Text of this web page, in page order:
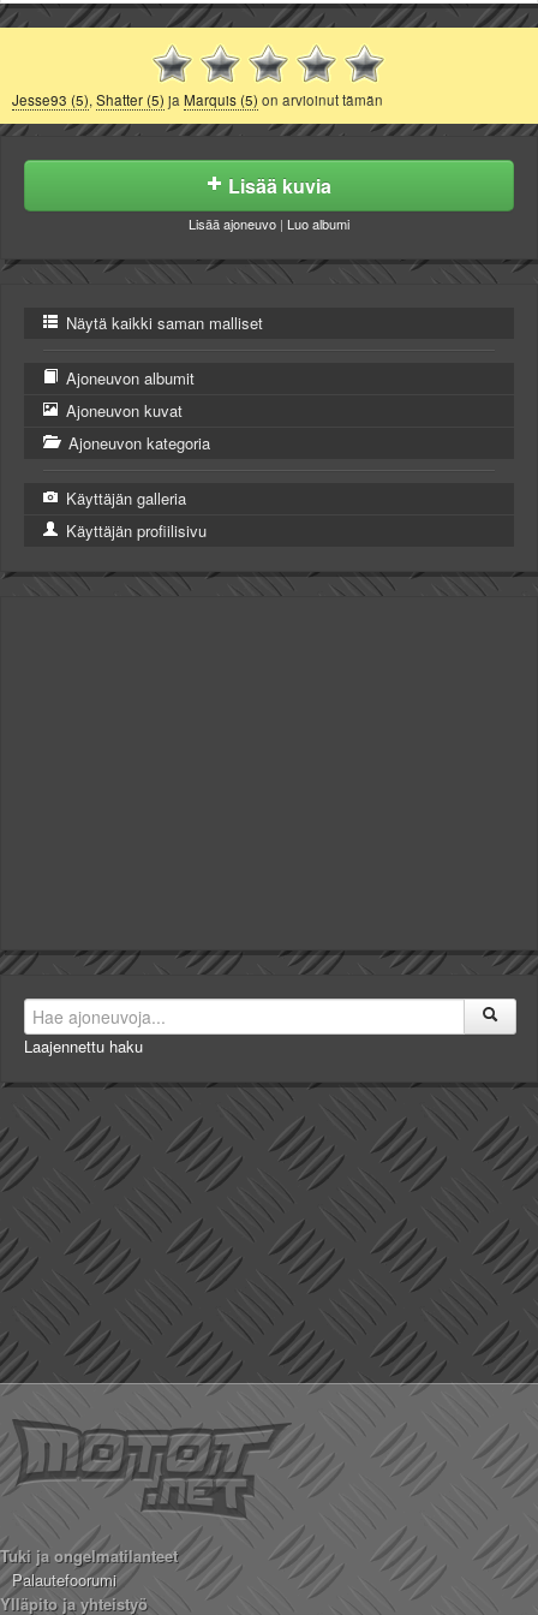
Jesse93 (5), Shatter (5) ja Marquis (5) on arvioinut tämän
Lisää kuvia
Lisää ajoneuvo | Luo albumi
Näytä kaikki saman malliset
Ajoneuvon albumit
Ajoneuvon kuvat
Ajoneuvon kategoria
Käyttäjän galleria
Käyttäjän profiilisivu
Laajennettu haku
Tuki ja ongelmatilanteet
Palautefoorumi
Ylläpito ja yhteistyö